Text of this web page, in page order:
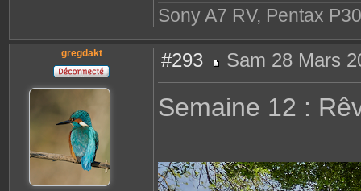
Sony A7 RV, Pentax
gregdakt #293
e
a
Sam 28 Mars
Semaine 12 :